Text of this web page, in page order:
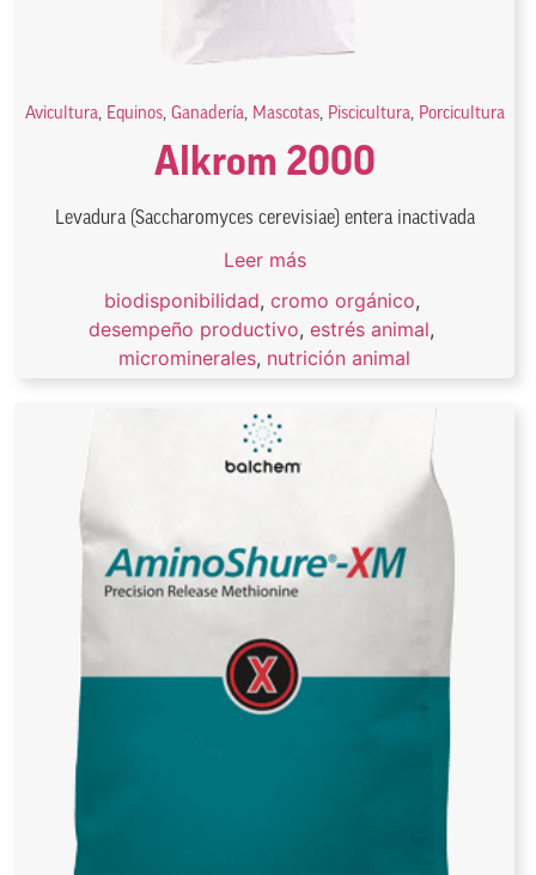
Avicultura, Equinos, Ganadería, Mascotas, Piscicultura, Porcicultura
Alkrom 2000
Levadura (Saccharomyces cerevisiae) entera inactivada
Leer más
biodisponibilidad, cromo orgánico,
desempeño productivo, estrés animal,
microminerales, nutrición animal